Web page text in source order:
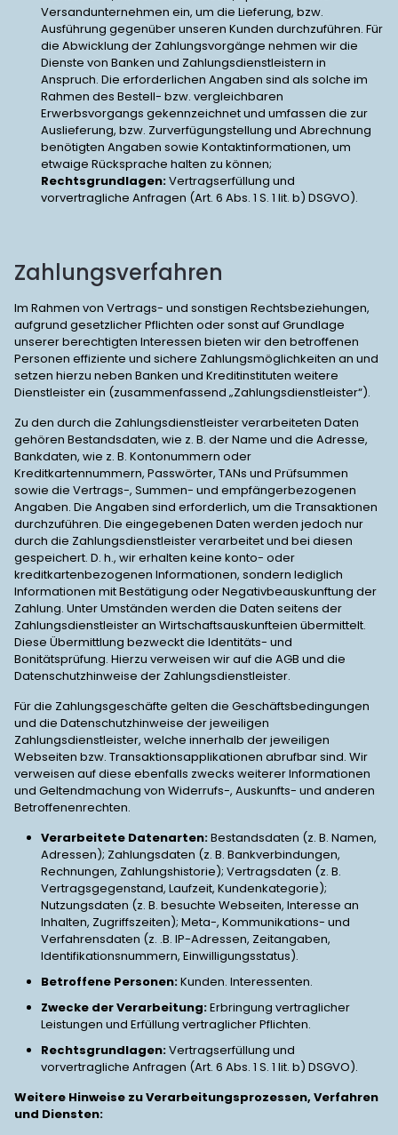
Versandunternehmen ein, um die Lieferung, bzw.
Ausführung gegenüber unseren Kunden durchzuführen. Für
die Abwicklung der Zahlungsvorgänge nehmen wir die
Dienste von Banken und Zahlungsdienstleistern in
Anspruch. Die erforderlichen Angaben sind als solche im
Rahmen des Bestell- bzw. vergleichbaren
Erwerbsvorgangs gekennzeichnet und umfassen die zur
Auslieferung, bzw. Zurverfügungstellung und Abrechnung
benötigten Angaben sowie Kontaktinformationen, um
etwaige Rücksprache halten zu können;
Rechtsgrundlagen:Vertragserfüllung und
vorvertragliche Anfragen (Art. 6 Abs. 1 S. 1 lit. b) DSGVO).
Zahlungsverfahren
Im Rahmen von Vertrags- und sonstigen Rechtsbeziehungen,
aufgrund gesetzlicher Pflichten oder sonst auf Grundlage
unserer berechtigten Interessen bieten wir den betroffenen
Personen effiziente und sichere Zahlungsmöglichkeiten an und
setzen hierzu neben Banken und Kreditinstituten weitere
Dienstleister ein (zusammenfassend „Zahlungsdienstleister“).
Zu den durch die Zahlungsdienstleister verarbeiteten Daten
gehören Bestandsdaten, wie z. B. der Name und die Adresse,
Bankdaten, wie z. B. Kontonummern oder
Kreditkartennummern, Passwörter, TANs und Prüfsummen
sowie die Vertrags-, Summen- und empfängerbezogenen
Angaben. Die Angaben sind erforderlich, um die Transaktionen
durchzuführen. Die eingegebenen Daten werden jedoch nur
durch die Zahlungsdienstleister verarbeitet und bei diesen
gespeichert. D. h., wir erhalten keine konto- oder
kreditkartenbezogenen Informationen, sondern lediglich
Informationen mit Bestätigung oder Negativbeauskunftung der
Zahlung. Unter Umständen werden die Daten seitens der
Zahlungsdienstleister an Wirtschaftsauskunfteien übermittelt.
Diese Übermittlung bezweckt die Identitäts- und
Bonitätsprüfung. Hierzu verweisen wir auf die AGB und die
Datenschutzhinweise der Zahlungsdienstleister.
Für die Zahlungsgeschäfte gelten die Geschäftsbedingungen
und die Datenschutzhinweise der jeweiligen
Zahlungsdienstleister, welche innerhalb der jeweiligen
Webseiten bzw. Transaktionsapplikationen abrufbar sind. Wir
verweisen auf diese ebenfalls zwecks weiterer Informationen
und Geltendmachung von Widerrufs-, Auskunfts- und anderen
Betroffenenrechten.
Verarbeitete Datenarten:Bestandsdaten (z. B. Namen,
Adressen); Zahlungsdaten (z. B. Bankverbindungen,
Rechnungen, Zahlungshistorie); Vertragsdaten (z. B.
Vertragsgegenstand, Laufzeit, Kundenkategorie);
Nutzungsdaten (z. B. besuchte Webseiten, Interesse an
Inhalten, Zugriffszeiten); Meta-, Kommunikations- und
Verfahrensdaten (z. .B. IP-Adressen, Zeitangaben,
Identifikationsnummern, Einwilligungsstatus).
Betroffene Personen:Kunden. Interessenten.
Zwecke der Verarbeitung:Erbringung vertraglicher
Leistungen und Erfüllung vertraglicher Pflichten.
Rechtsgrundlagen:Vertragserfüllung und
vorvertragliche Anfragen (Art. 6 Abs. 1 S. 1 lit. b) DSGVO).
Weitere Hinweise zu Verarbeitungsprozessen, Verfahren
und Diensten: